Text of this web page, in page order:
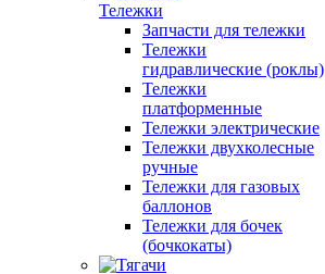
Тележки
Запчасти для тележки
Тележки
гидравлические (роклы)
Тележки
платформенные
Тележки электрические
Тележки двухколесные
ручные
Тележки для газовых
баллонов
Тележки для бочек
(бочкокаты)